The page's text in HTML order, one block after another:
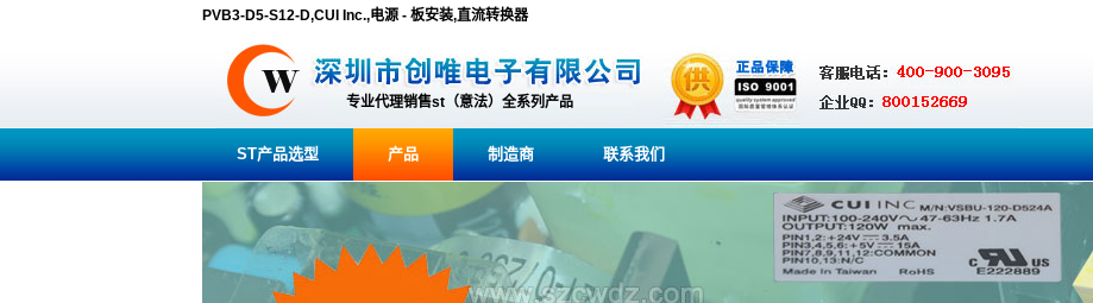
PVB3-D5-S12-D,CUI Inc.,电源 - 板安装,直流转换器
专业代理销售st（意法）全系列产品
ST产品选型 产品 制造商 联系我们